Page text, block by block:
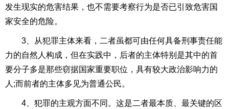
发生现实的危害结果，也不需要考察行为是否已引致危害国
家安全的危险。
3、从犯罪主体来看，二者虽都可由任何具备刑事责任能
力的自然人构成，但在实践中，后者的主体特别是其中的首
要分子多是那些窃据国家重要职位，具有较大政治影响力的
人 ;而前者的主体多见为普通公民。
4、犯罪的主观方面不同。这是二者最本质、最关键的区